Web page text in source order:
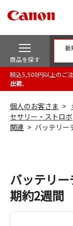
商品を探す
新
税込5,500円以上のご
出荷。
個人のお客さま
セサリー・ストロボ
関連
バッテリー
バッテリ
期約2週間